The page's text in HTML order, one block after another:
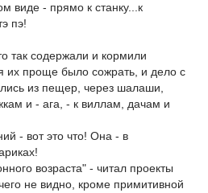
виде - прямо к станку...к
пэ!
так содержали и кормили
их проще было сожрать, и дело с
из пещер, через шалаши,
и - ага, - к виллам, дачам и
- вот это что! Она - в
возраста" - читал проекты
не видно, кроме примитивной